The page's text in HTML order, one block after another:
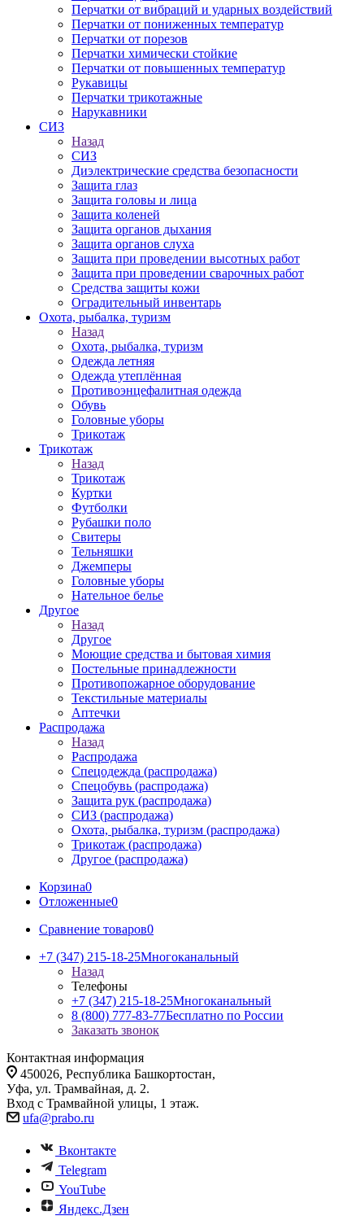
Перчатки от вибраций и ударных воздействий
Перчатки от пониженных температур
Перчатки от порезов
Перчатки химически стойкие
Перчатки от повышенных температур
Рукавицы
Перчатки трикотажные
Нарукавники
СИЗ
Назад
СИЗ
Диэлектрические средства безопасности
Защита глаз
Защита головы и лица
Защита коленей
Защита органов дыхания
Защита органов слуха
Защита при проведении высотных работ
Защита при проведении сварочных работ
Средства защиты кожи
Оградительный инвентарь
Охота, рыбалка, туризм
Назад
Охота, рыбалка, туризм
Одежда летняя
Одежда утеплённая
Противоэнцефалитная одежда
Обувь
Головные уборы
Трикотаж
Трикотаж
Назад
Трикотаж
Куртки
Футболки
Рубашки поло
Свитеры
Тельняшки
Джемперы
Головные уборы
Нательное белье
Другое
Назад
Другое
Моющие средства и бытовая химия
Постельные принадлежности
Противопожарное оборудование
Текстильные материалы
Аптечки
Распродажа
Назад
Распродажа
Спецодежда (распродажа)
Спецобувь (распродажа)
Защита рук (распродажа)
СИЗ (распродажа)
Охота, рыбалка, туризм (распродажа)
Трикотаж (распродажа)
Другое (распродажа)
Корзина0
Отложенные0
Сравнение товаров0
+7 (347) 215-18-25Многоканальный
Назад
Телефоны
+7 (347) 215-18-25Многоканальный
8 (800) 777-83-77Бесплатно по России
Заказать звонок
Контактная информация
450026, Республика Башкортостан,
Уфа, ул. Трамвайная, д. 2.
Вход с Трамвайной улицы, 1 этаж.
ufa@prabo.ru
Вконтакте
Telegram
YouTube
Яндекс.Дзен